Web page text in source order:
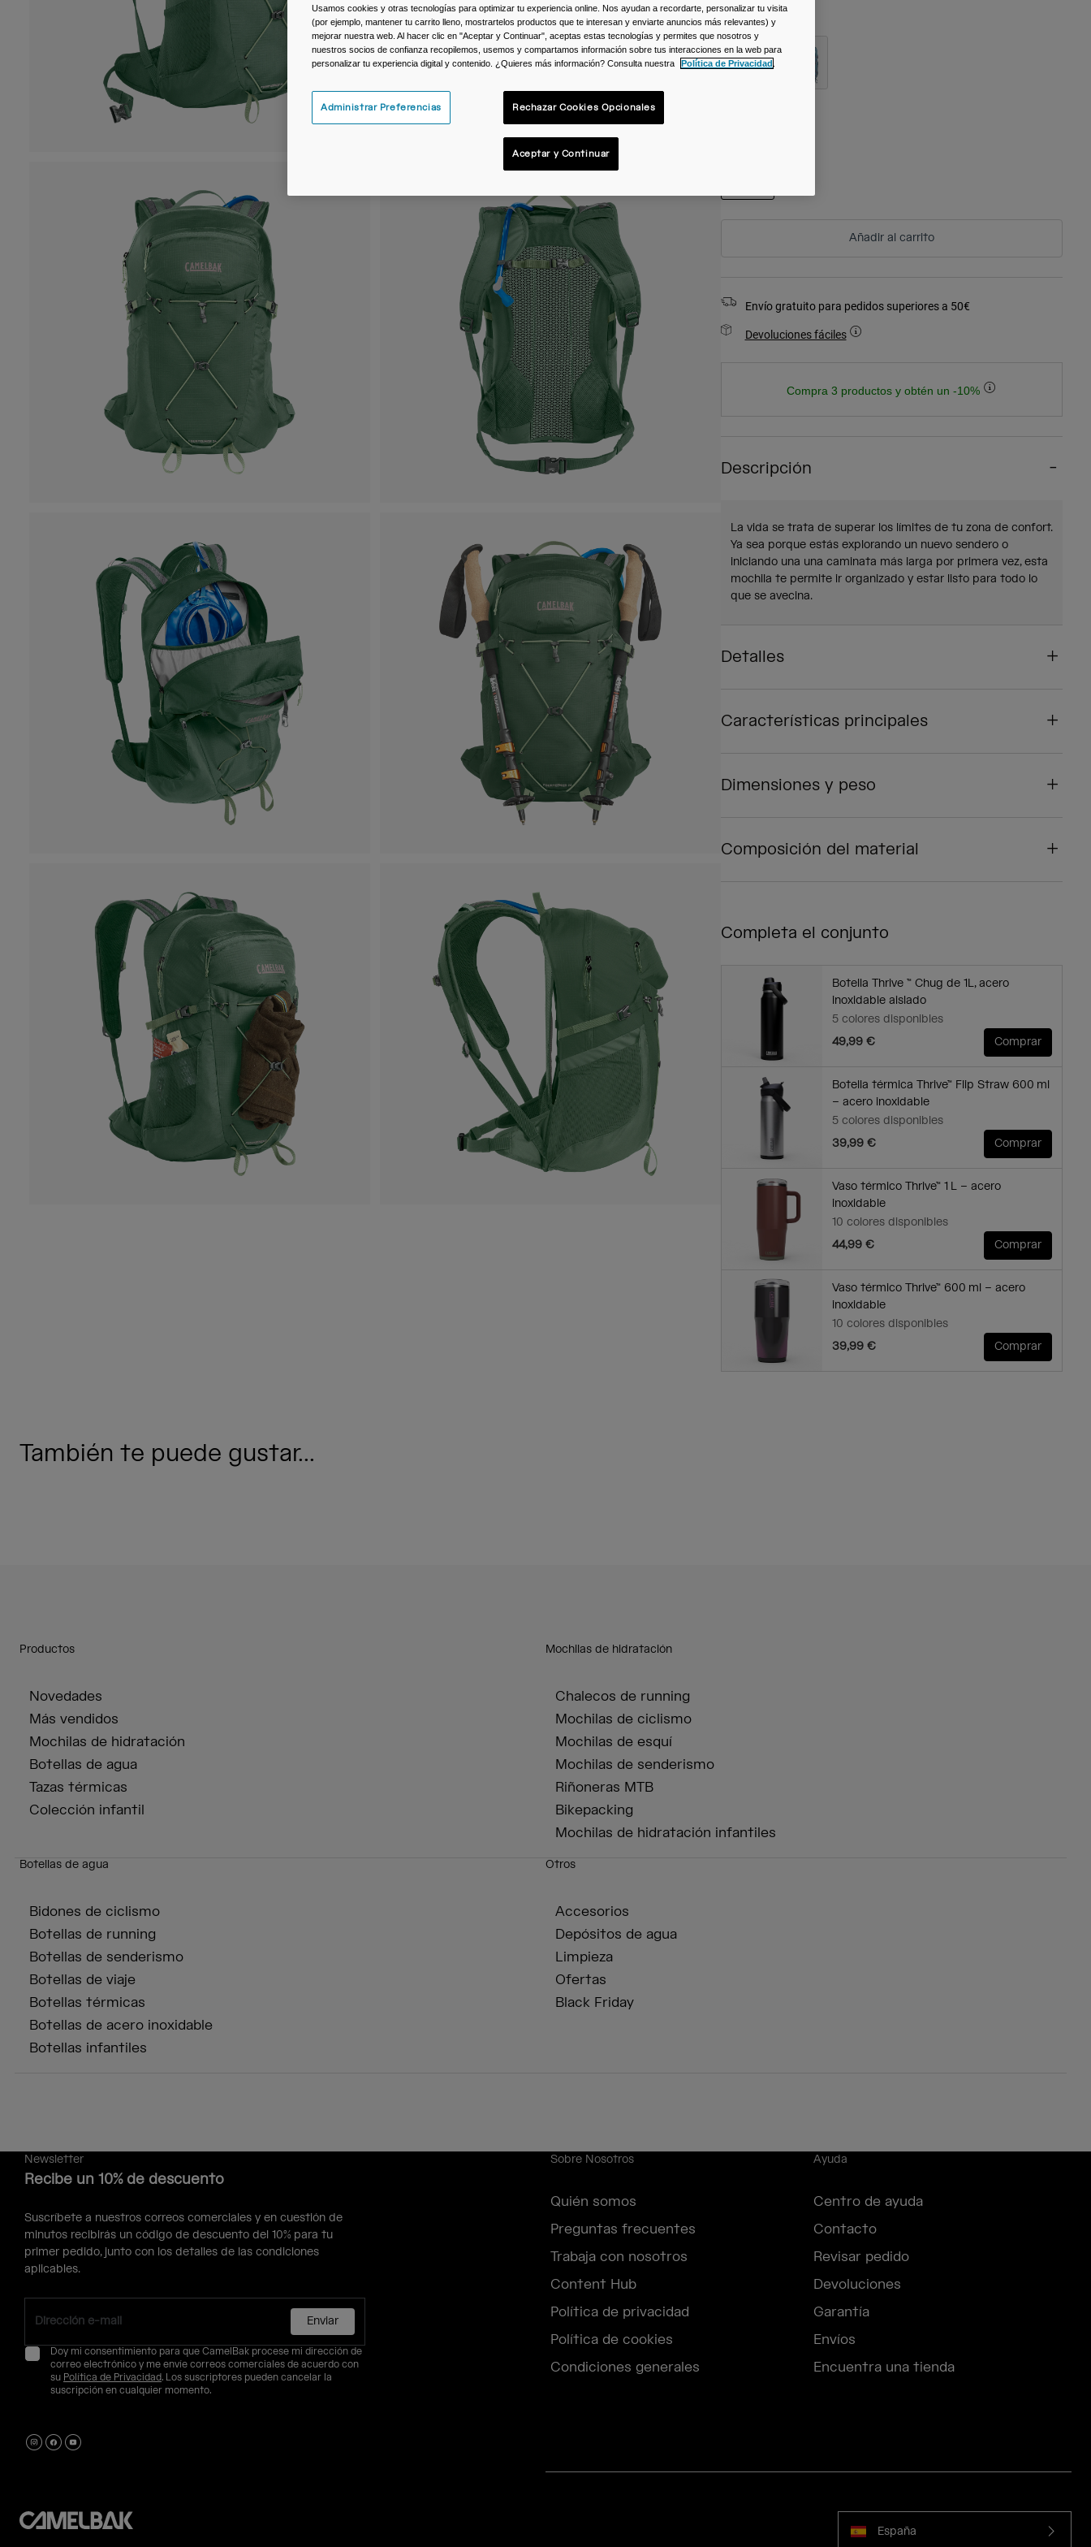
Color -
Añadir al carrito
Envío gratuito para pedidos superiores a 50€
Devoluciones fáciles
Compra 3 productos y obtén un -10%
Descripción
La vida se trata de superar los límites de tu zona de confort.
Ya sea porque estás explorando un nuevo sendero o
iniciando una una caminata más larga por primera vez, esta
mochila te permite ir organizado y estar listo para todo lo
que se avecina.
Detalles
Características principales
Dimensiones y peso
Composición del material
Completa el conjunto
Botella Thrive ™ Chug de 1L, acero
inoxidable aislado
5 colores disponibles
49,99 €
Comprar
Botella térmica Thrive™ Flip Straw 600 ml
– acero inoxidable
5 colores disponibles
39,99 €
Comprar
Vaso térmico Thrive™ 1 L – acero
inoxidable
10 colores disponibles
44,99 €
Comprar
Vaso térmico Thrive™ 600 ml – acero
inoxidable
10 colores disponibles
39,99 €
Comprar
También te puede gustar...
Productos
Novedades
Más vendidos
Mochilas de hidratación
Botellas de agua
Tazas térmicas
Colección infantil
Mochilas de hidratación
Chalecos de running
Mochilas de ciclismo
Mochilas de esquí
Mochilas de senderismo
Riñoneras MTB
Bikepacking
Mochilas de hidratación infantiles
Botellas de agua
Bidones de ciclismo
Botellas de running
Botellas de senderismo
Botellas de viaje
Botellas térmicas
Botellas de acero inoxidable
Botellas infantiles
Otros
Accesorios
Depósitos de agua
Limpieza
Ofertas
Black Friday
Newsletter
Recibe un 10% de descuento
Suscríbete a nuestros correos comerciales y en cuestión de
minutos recibirás un código de descuento del 10% para tu
primer pedido, junto con los detalles de las condiciones
aplicables.
Enviar
Doy mi consentimiento para que CamelBak procese mi dirección de
correo electrónico y me envíe correos comerciales de acuerdo con
su Política de Privacidad. Los suscriptores pueden cancelar la
suscripción en cualquier momento.
Sobre Nosotros
Quién somos
Preguntas frecuentes
Trabaja con nosotros
Content Hub
Política de privacidad
Política de cookies
Condiciones generales
Ayuda
Centro de ayuda
Contacto
Revisar pedido
Devoluciones
Garantía
Envíos
Encuentra una tienda
España
Usamos cookies y otras tecnologías para optimizar tu experiencia online. Nos ayudan a recordarte, personalizar tu visita
(por ejemplo, mantener tu carrito lleno, mostrartelos productos que te interesan y enviarte anuncios más relevantes) y
mejorar nuestra web. Al hacer clic en "Aceptar y Continuar", aceptas estas tecnologías y permites que nosotros y
nuestros socios de confianza recopilemos, usemos y compartamos información sobre tus interacciones en la web para
personalizar tu experiencia digital y contenido. ¿Quieres más información? Consulta nuestra
Política de Privacidad
Administrar Preferencias Rechazar Cookies Opcionales
Aceptar y Continuar